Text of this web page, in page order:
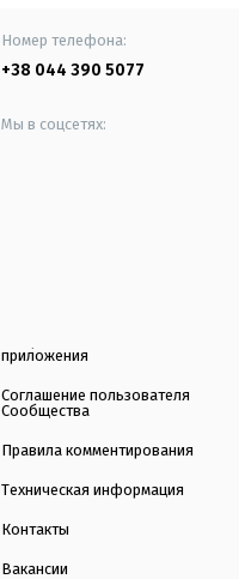
Номер телефона:
+38 044 390 5077
Мы в соцсетях:
приложения
Соглашение пользователя
Сообщества
Правила комментирования
Техническая информация
Контакты
Вакансии